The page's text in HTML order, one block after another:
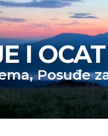
I OCAT
,Posuđe